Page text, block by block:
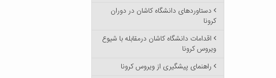
دستاوردهای دانشگاه کاشان در دوران
کرونا
اقدامات دانشگاه کاشان درمقابله با شیوع
ویروس کرونا
راهنمای پیشگیری از ویروس کرونا